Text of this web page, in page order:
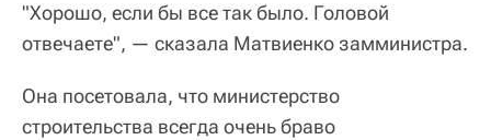
"Хорошо, если бы все так было. Головой
отвечаете", — сказала Матвиенко замминистра.
Она посетовала, что министерство
строительства всегда очень браво